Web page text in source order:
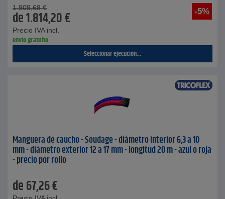
-5%
1.909,68 €
de1.814,20€
Precio IVA incl.
envío gratuito
Seleccionar ejecución...
Manguera de caucho - Soudage - diámetro interior 6,3 a 10
mm - diámetro exterior 12 a 17 mm - longitud 20 m - azul o roja
- precio por rollo
de67,26€